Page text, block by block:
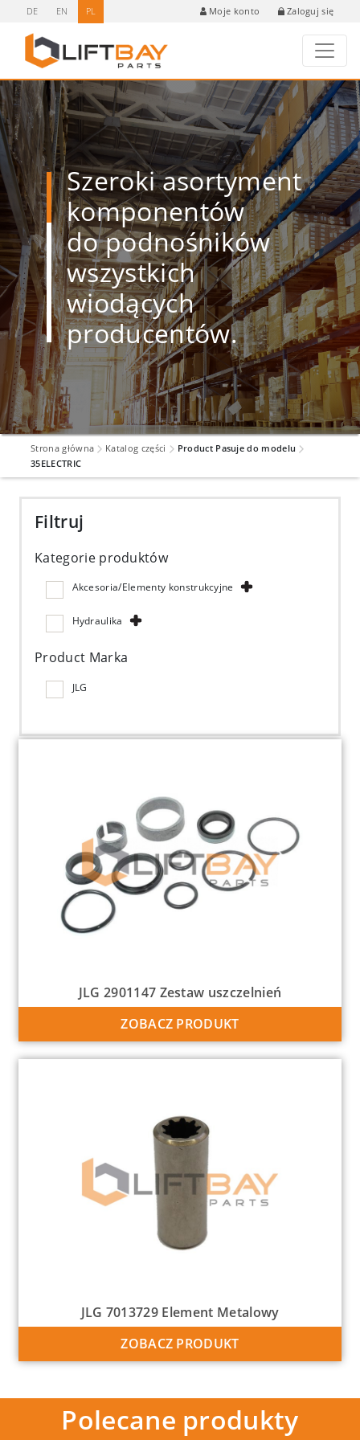
DE EN PL Moje konto Zaloguj się
Szeroki asortyment
komponentów
do podnośników
wszystkich
wiodących
producentów.
Strona główna Katalog części
Product Pasuje do modelu
35ELECTRIC
Filtruj
Kategorie produktów
Akcesoria/Elementy konstrukcyjne
Hydraulika
Product Marka
JLG
JLG 2901147 Zestaw uszczelnień
ZOBACZ PRODUKT
JLG 7013729 Element Metalowy
ZOBACZ PRODUKT
Polecane produkty